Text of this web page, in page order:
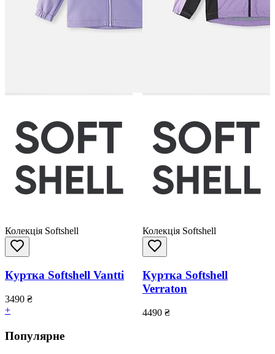
Колекція Softshell
Куртка Softshell Vantti
3490 ₴
+
Колекція Softshell
Куртка Softshell
Verraton
4490 ₴
Популярне